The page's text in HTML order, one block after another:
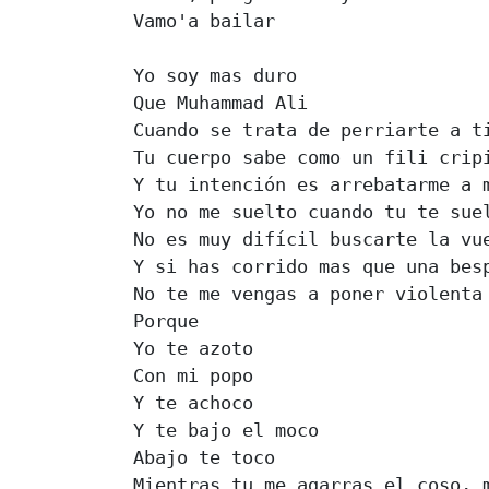
Vamo'a bailar
Yo soy mas duro
Que Muhammad Ali
Cuando se trata de perriarte a ti
Tu cuerpo sabe como un fili cripi
Y tu intención es arrebatarme a
Yo no me suelto cuando tu te
No es muy difícil buscarte la
Y si has corrido mas que una
No te me vengas a poner violenta
Porque
Yo te azoto
Con mi popo
Y te achoco
Y te bajo el moco
Abajo te toco
Mientras tu me agarras el coso,